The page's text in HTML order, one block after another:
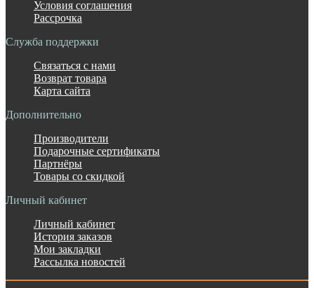
Условия соглашения
Рассрочка
Служба поддержки
Связаться с нами
Возврат товара
Карта сайта
Дополнительно
Производители
Подарочные сертификаты
Партнёры
Товары со скидкой
Личный кабинет
Личный кабинет
История заказов
Мои закладки
Рассылка новостей